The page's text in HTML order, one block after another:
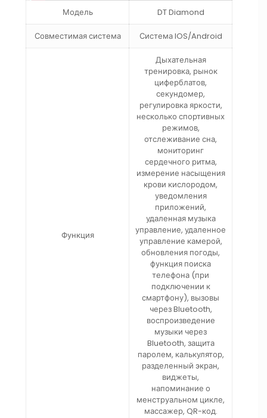
Модель DT Diamond
Совместимая система Система IOS/Android
Функция
Дыхательная
тренировка, рынок
циферблатов,
секундомер,
регулировка яркости,
несколько спортивных
режимов,
отслеживание сна,
мониторинг
сердечного ритма,
измерение насыщения
крови кислородом,
уведомления
приложений,
удаленная музыка
управление, удаленное
управление камерой,
обновления погоды,
функция поиска
телефона (при
подключении к
смартфону), вызовы
через Bluetooth,
воспроизведение
музыки через
Bluetooth, защита
паролем, калькулятор,
разделенный экран,
виджеты,
напоминание о
менструальном цикле,
массажер, QR-код.